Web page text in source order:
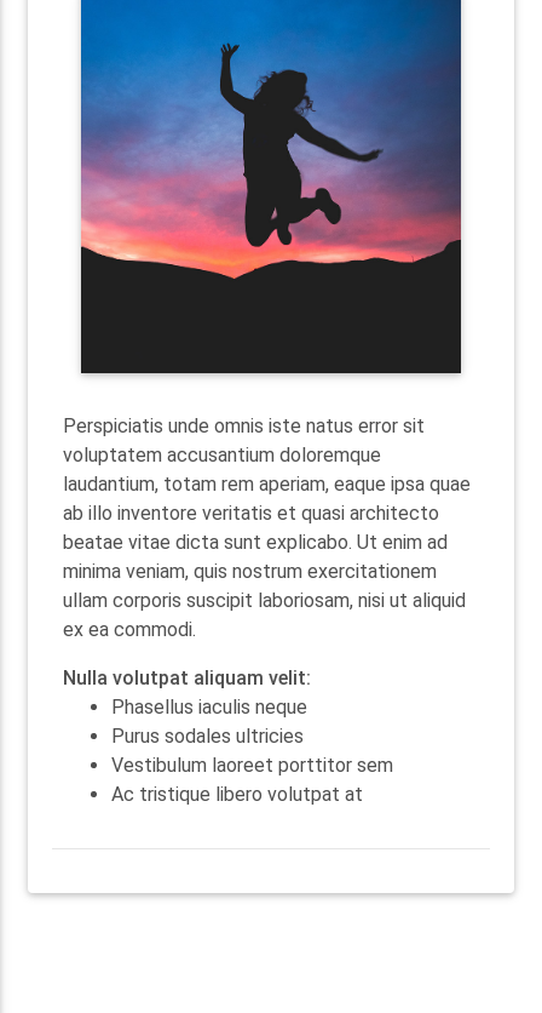
Perspiciatis unde omnis iste natus error sit
voluptatem accusantium doloremque
laudantium, totam rem aperiam, eaque ipsa quae
ab illo inventore veritatis et quasi architecto
beatae vitae dicta sunt explicabo. Ut enim ad
minima veniam, quis nostrum exercitationem
ullam corporis suscipit laboriosam, nisi ut aliquid
ex ea commodi.
Nulla volutpat aliquam velit:
Phasellus iaculis neque
Purus sodales ultricies
Vestibulum laoreet porttitor sem
Ac tristique libero volutpat at